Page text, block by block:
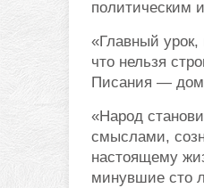
политическим
«Главный
что нельзя
Писания —
«Народ
смыслами,
настоящему
минувшие сто